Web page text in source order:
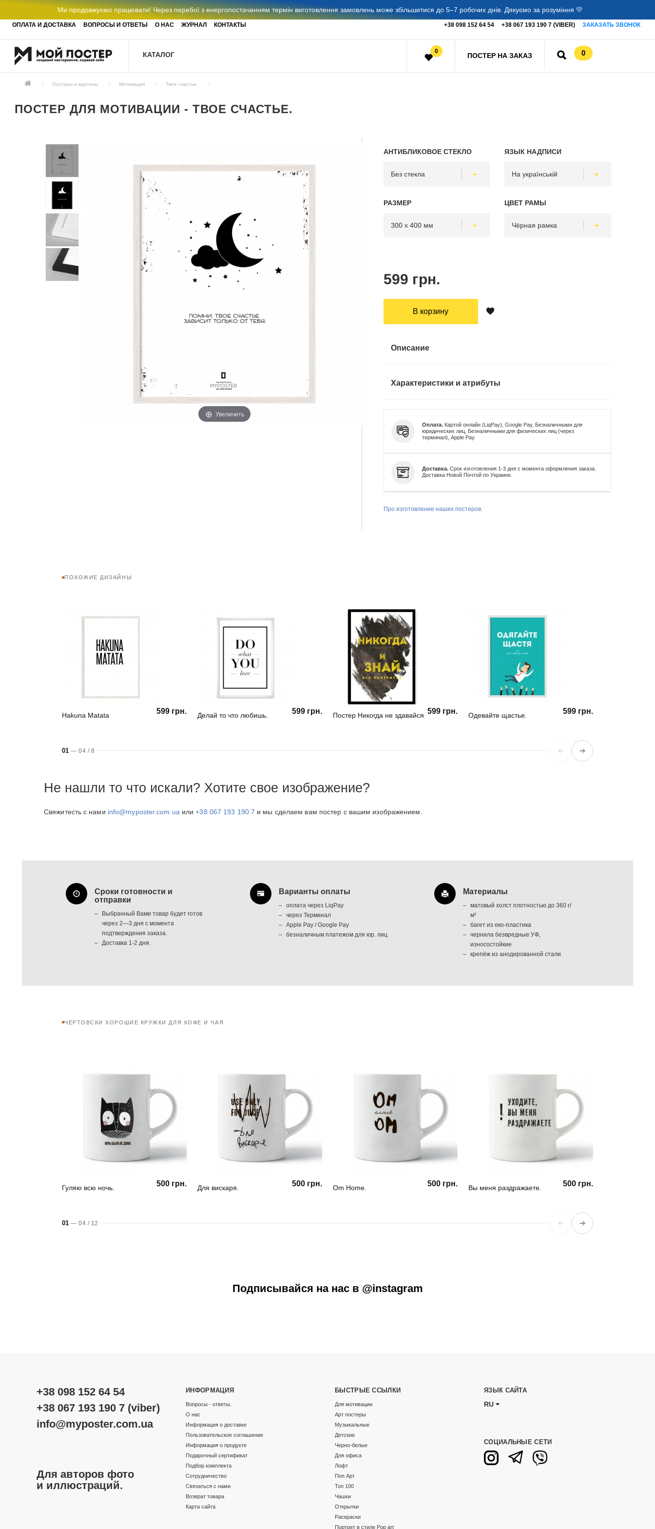
Ми продовжуємо працювати! Через перебої з енергопостачанням термін виготовлення замовлень може збільшитися до 5–7 робочих днів. Дякуємо за розуміння 💛
ОПЛАТА И ДОСТАВКА ВОПРОСЫ И ОТВЕТЫ О НАС ЖУРНАЛ КОНТАКТЫ +38 098 152 64 54 +38 067 193 190 7 (VIBER) ЗАКАЗАТЬ ЗВОНОК
КАТАЛОГ 0
ПОСТЕР НА ЗАКАЗ 0
Постеры и картины Мотивация Твое счастье.
ПОСТЕР ДЛЯ МОТИВАЦИИ - ТВОЕ СЧАСТЬЕ.
Увеличить
АНТИБЛИКОВОЕ СТЕКЛО ЯЗЫК НАДПИСИ
РАЗМЕР ЦВЕТ РАМЫ
599 грн.
В корзину
Описание
Характеристики и атрибуты
Оплата.Картой онлайн (LiqPay), Google Pay, Безналичными для
юридических лиц, Безналичными для физических лиц (через
терминал), Apple Pay.
Доставка.Срок изготовления 1-3 дня с момента оформления заказа.
Доставка Новой Почтой по Украине.
Про изготовление наших постеров.
ПОХОЖИЕ ДИЗАЙНЫ
Hakuna Matata 599 грн. Делай то что любишь. 599 грн. Постер Никогда не здавайся 599 грн. Одевайте щастье. 599 грн.
01 —04 / 8
Не нашли то что искали? Хотите свое изображение?
Свяжитесть с нами info@myposter.com.ua или+38 067 193 190 7 и мы сделаем вам постер с вашим изображением.
Сроки готовности и
отправки
Выбранный Вами товар будет готов
через 2—3 дня с момента
подтверждения заказа.
Доставка 1-2 дня.
Варианты оплаты
оплата через LiqPay
через Терминал
Apple Pay / Google Pay
безналичным платежом для юр. лиц
Материалы
матовый холст плотностью до 360 г/
м²
багет из еко-пластика
чернила безвредные УФ,
износостойкие
крепёж из анодированной стали
ЧЕРТОВСКИ ХОРОШИЕ КРУЖКИ ДЛЯ КОФЕ И ЧАЯ
Гуляю всю ночь. 500 грн. Для вискаря. 500 грн. Om Home. 500 грн. Вы меня раздражаете. 500 грн.
01 —04 / 12
Подписывайся на нас в @instagram
+38 098 152 64 54
+38 067 193 190 7 (viber)
info@myposter.com.ua
Для авторов фото
и иллюстраций.
ИНФОРМАЦИЯ
Вопросы - ответы.
О нас
Информация о доставке
Пользовательское соглашение
Информация о продукте
Подарочный сертификат
Подбор комплекта
Сотрудничество
Связаться с нами
Возврат товара
Карта сайта
БЫСТРЫЕ ССЫЛКИ
Для мотивации
Арт постеры
Музыкальные
Детские
Черно-белые
Для офиса
Лофт
Поп Арт
Топ 100
Чашки
Открытки
Раскраски
Портрет в стиле Pop art
ЯЗЫК САЙТА
RU
СОЦИАЛЬНЫЕ СЕТИ